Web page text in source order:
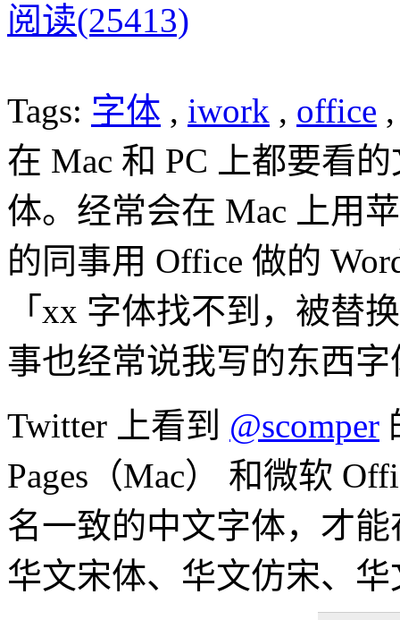
阅读(25413)
Tags: 字体 , iwork , office
在 Mac 和 PC 上都要看
体。经常会在 Mac 上用
的同事用 Office 做的
「xx 字体找不到，被替
事也经常说我写的东西
Twitter 上看到 @scomper
Pages（Mac） 和微软
名一致的中文字体，才
华文宋体、华文仿宋、